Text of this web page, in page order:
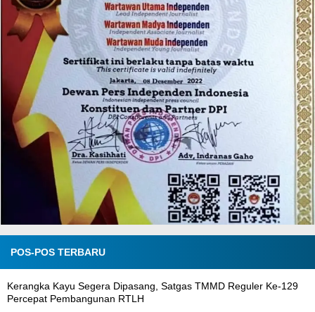
POS-POS TERBARU
Kerangka Kayu Segera Dipasang, Satgas TMMD Reguler Ke-129
Percepat Pembangunan RTLH